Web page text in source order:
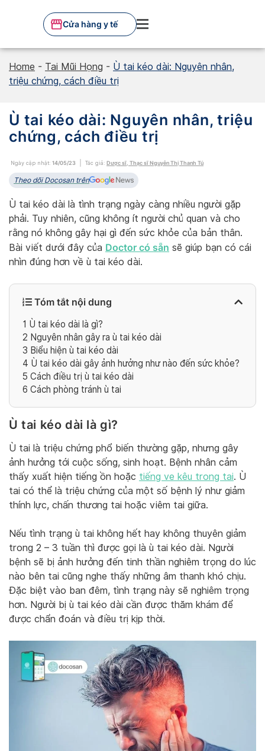
Cửa hàng y tế
Home - Tai Mũi Họng - Ù tai kéo dài: Nguyên nhân,
triệu chứng, cách điều trị
Ù tai kéo dài: Nguyên nhân, triệu
chứng, cách điều trị
Ngày cập nhật: 14/05/23 Tác giả: Dược sĩ, Thạc sĩ Nguyễn Thị Thanh Tú
Theo dõi Docosan trên
Ù tai kéo dài là tình trạng ngày càng nhiều người gặp
phải. Tuy nhiên, cũng không ít người chủ quan và cho
rằng nó không gây hại gì đến sức khỏe của bản thân.
Bài viết dưới đây của Doctor có sẵn sẽ giúp bạn có cái
nhìn đúng hơn về ù tai kéo dài.
Tóm tắt nội dung
1 Ù tai kéo dài là gì?
2 Nguyên nhân gây ra ù tai kéo dài
3 Biểu hiện ù tai kéo dài
4 Ù tai kéo dài gây ảnh hưởng như nào đến sức khỏe?
5 Cách điều trị ù tai kéo dài
6 Cách phòng tránh ù tai
Ù tai kéo dài là gì?
Ù tai là triệu chứng phổ biến thường gặp, nhưng gây
ảnh hưởng tới cuộc sống, sinh hoạt. Bệnh nhân cảm
thấy xuất hiện tiếng ồn hoặc tiếng ve kêu trong tai. Ù
tai có thể là triệu chứng của một số bệnh lý như giảm
thính lực, chấn thương tai hoặc viêm tai giữa.
Nếu tình trạng ù tai không hết hay không thuyên giảm
trong 2 – 3 tuần thì được gọi là ù tai kéo dài. Người
bệnh sẽ bị ảnh hưởng đến tinh thần nghiêm trọng do lúc
nào bên tai cũng nghe thấy những âm thanh khó chịu.
Đặc biệt vào ban đêm, tình trạng này sẽ nghiêm trọng
hơn. Người bị ù tai kéo dài cần được thăm khám để
được chẩn đoán và điều trị kịp thời.